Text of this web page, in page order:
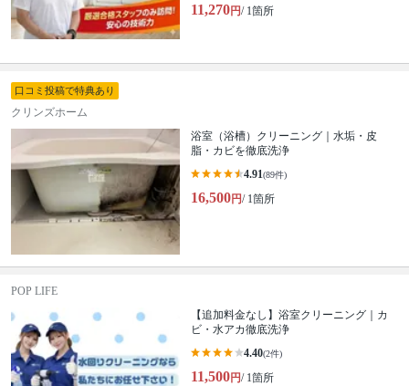
11,270円/ 1箇所
口コミ投稿で特典あり
クリンズホーム
浴室（浴槽）クリーニング｜水垢・皮
脂・カビを徹底洗浄
4.91(89件)
16,500円/ 1箇所
POP LIFE
【追加料金なし】浴室クリーニング｜カ
ビ・水アカ徹底洗浄
4.40(2件)
11,500円/ 1箇所